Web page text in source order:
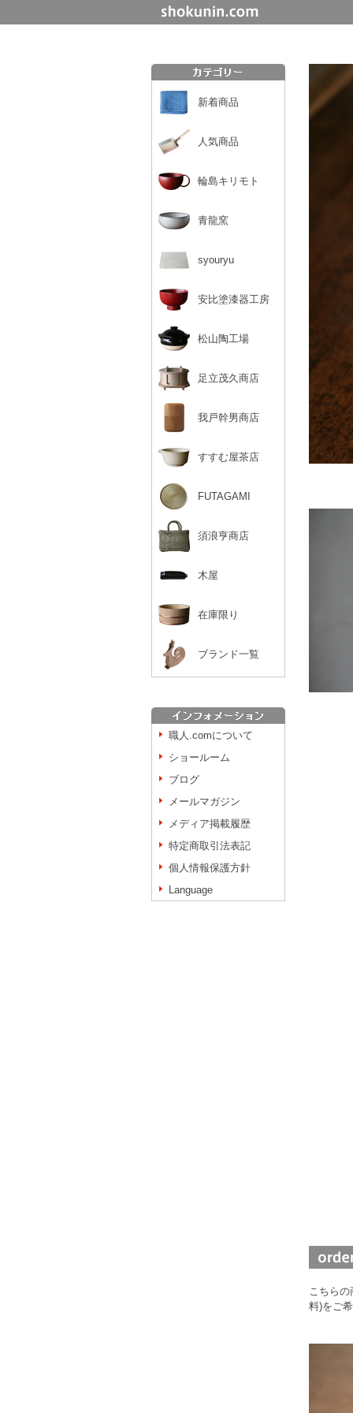
新着商品
人気商品
輪島キリモト
青龍窯
syouryu
安比塗漆器工房
松山陶工場
足立茂久商店
我戸幹男商店
すすむ屋茶店
FUTAGAMI
須浪亨商店
木屋
在庫限り
ブランド一覧
職人.comについて
ショールーム
ブログ
メールマガジン
メディア掲載履歴
特定商取引法表記
個人情報保護方針
Language
こちら
料)をご